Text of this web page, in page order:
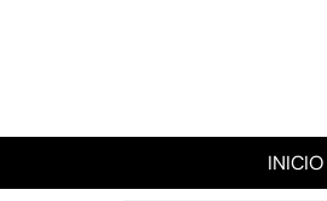
INICIO